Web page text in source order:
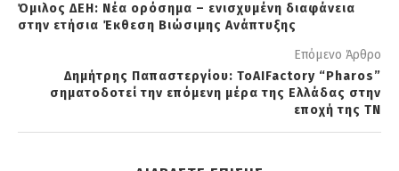
Όμιλος ΔΕΗ: Νέα ορόσημα – ενισχυμένη διαφάνεια
στην ετήσια Έκθεση Βιώσιμης Ανάπτυξης
Επόμενο Άρθρο
Δημήτρης Παπαστεργίου: ToAIFactory “Pharos”
σηματοδοτεί την επόμενη μέρα της Ελλάδας στην
εποχή της ΤΝ